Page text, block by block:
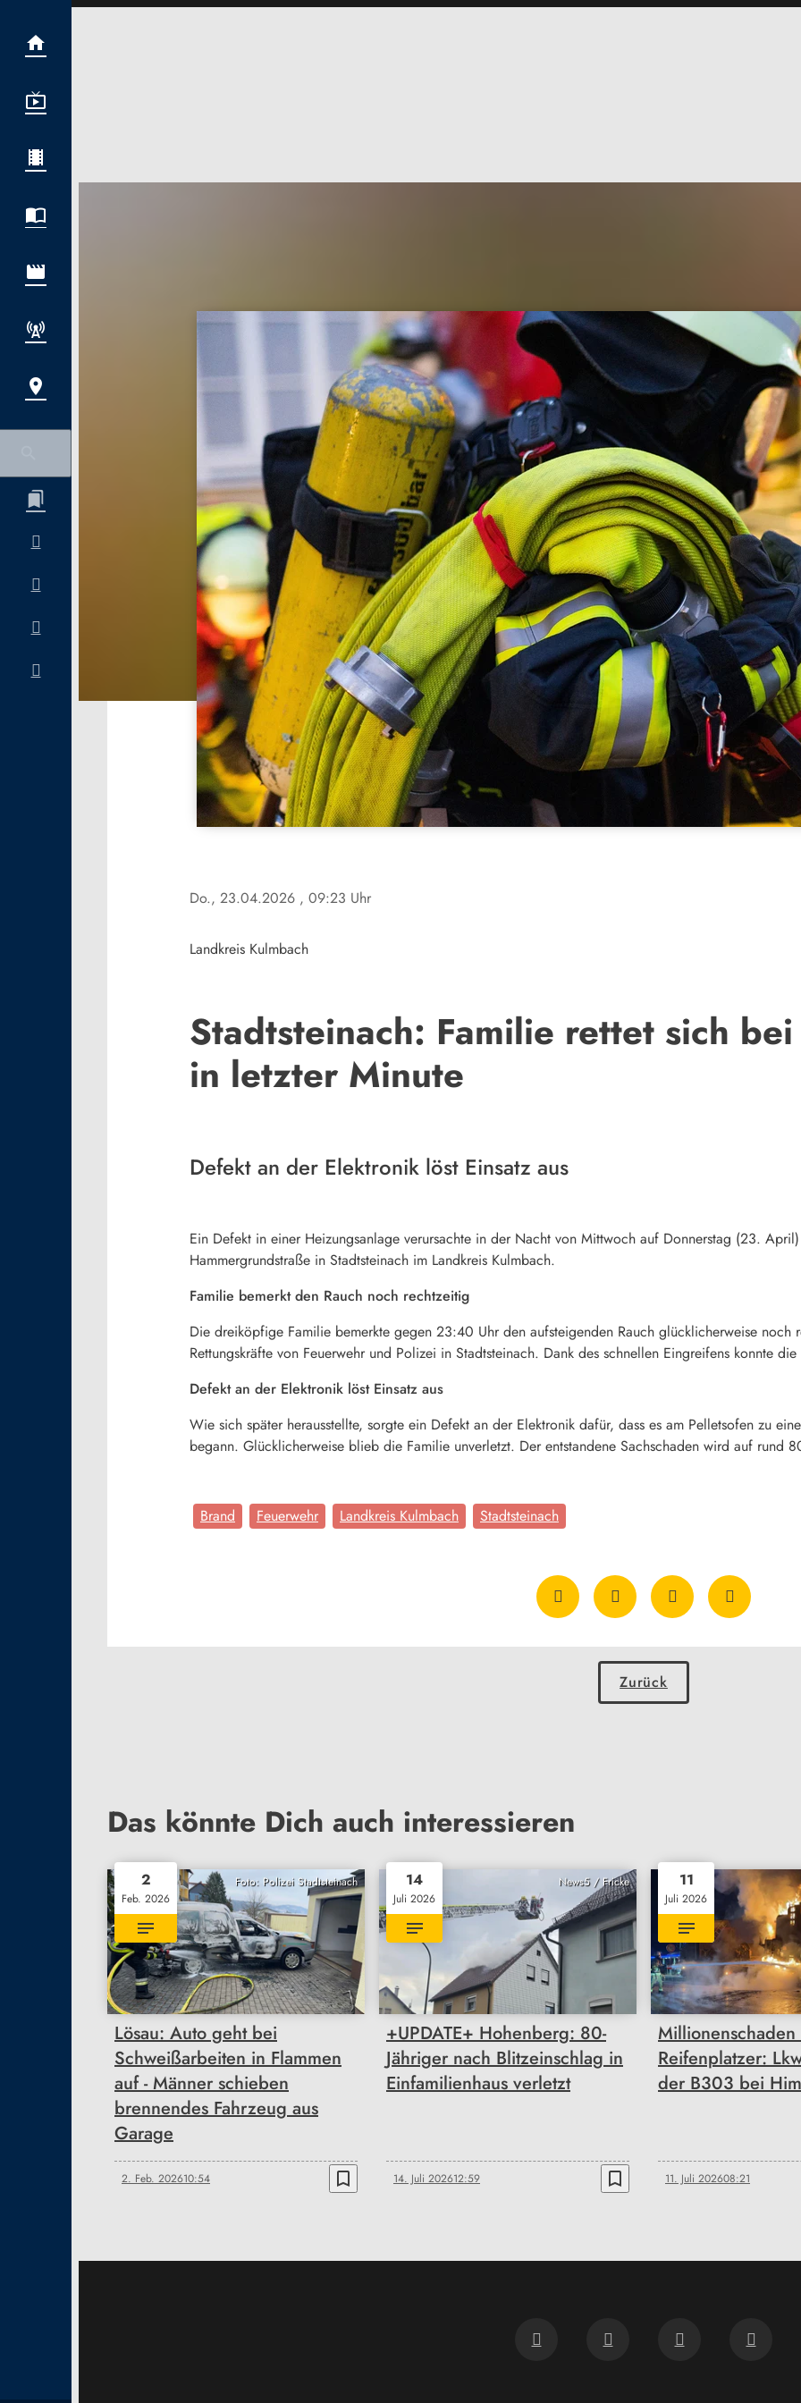
Do., 23.04.2026 , 09:23 Uhr
Landkreis Kulmbach
Stadtsteinach: Familie rettet sich
in letzter Minute
Defekt an der Elektronik löst Einsatz aus
Ein Defekt in einer Heizungsanlage verursachte in der Nacht von Mittwoch auf Donnerstag (23.
Hammergrundstraße in Stadtsteinach im Landkreis Kulmbach.
Familie bemerkt den Rauch noch rechtzeitig
Die dreiköpfige Familie bemerkte gegen 23:40 Uhr den aufsteigenden Rauch glücklicherweise noch
Rettungskräfte von Feuerwehr und Polizei in Stadtsteinach. Dank des schnellen Eingreifens konnte
Defekt an der Elektronik löst Einsatz aus
Wie sich später herausstellte, sorgte ein Defekt an der Elektronik dafür, dass es am Pelletsofen zu
begann. Glücklicherweise blieb die Familie unverletzt. Der entstandene Sachschaden wird auf rund
Brand Feuerwehr Landkreis Kulmbach Stadtsteinach
Zurück
Das könnte Dich auch interessieren
Foto: Polizei Stadtsteinach
2
Feb. 2026
Lösau: Auto geht bei
Schweißarbeiten in Flammen
auf - Männer schieben
brennendes Fahrzeug aus
Garage
2. Feb. 202610:54 bookmark_border
News5 / Fricke
14
Juli 2026
+UPDATE+ Hohenberg: 80-
Jähriger nach Blitzeinschlag in
Einfamilienhaus verletzt
14. Juli 202612:59 bookmark_border
11
Juli 2026
Millionenschaden
Reifenplatzer:
der B303 bei
11. Juli 202608:21